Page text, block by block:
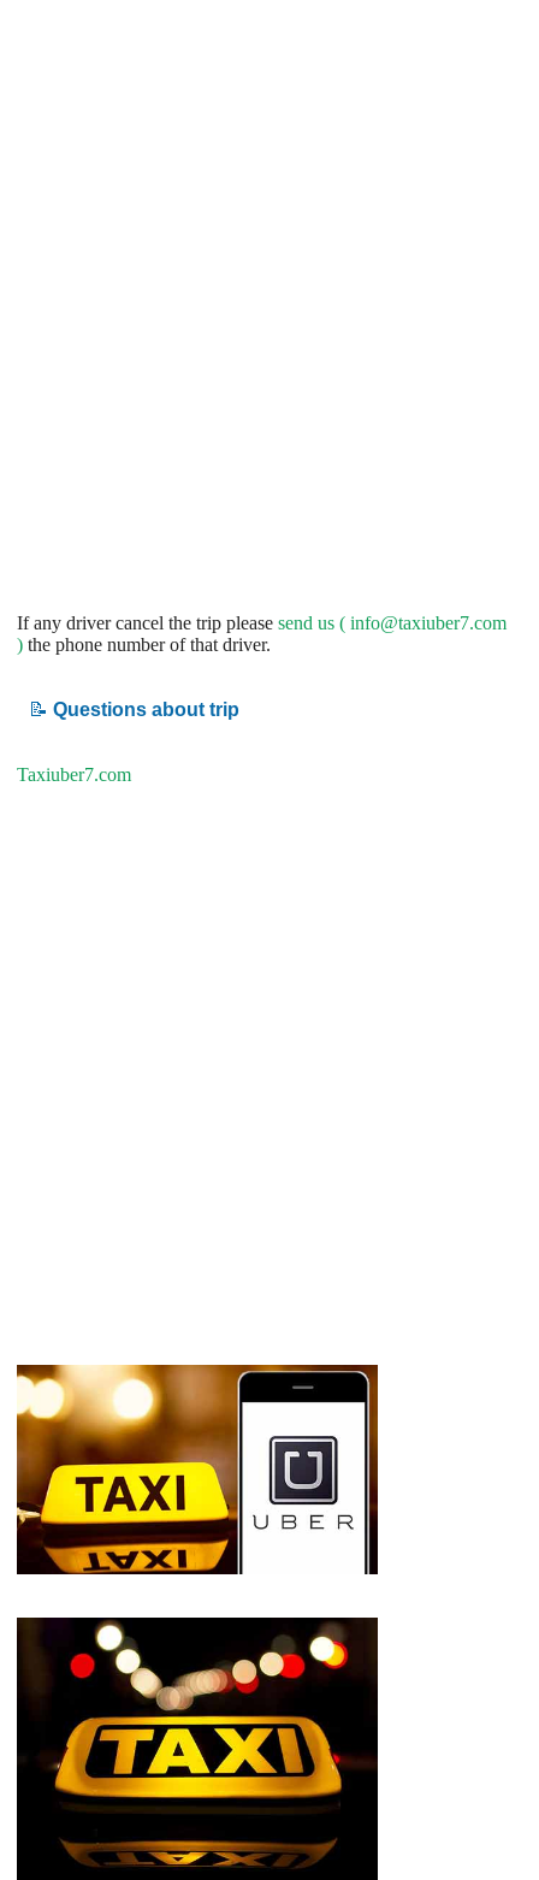
If any driver cancel the trip please send us ( info@taxiuber7.com
) the phone number of that driver.
📝 Questions about trip
Taxiuber7.com